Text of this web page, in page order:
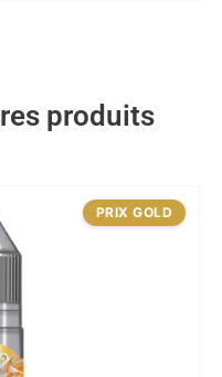
produits
PRIX GOLD